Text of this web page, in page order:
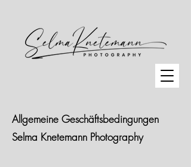
Allgemeine Geschäftsbedingungen
Selma Knetemann Photography